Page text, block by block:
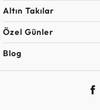
Altın Takılar
Özel Günler
Blog